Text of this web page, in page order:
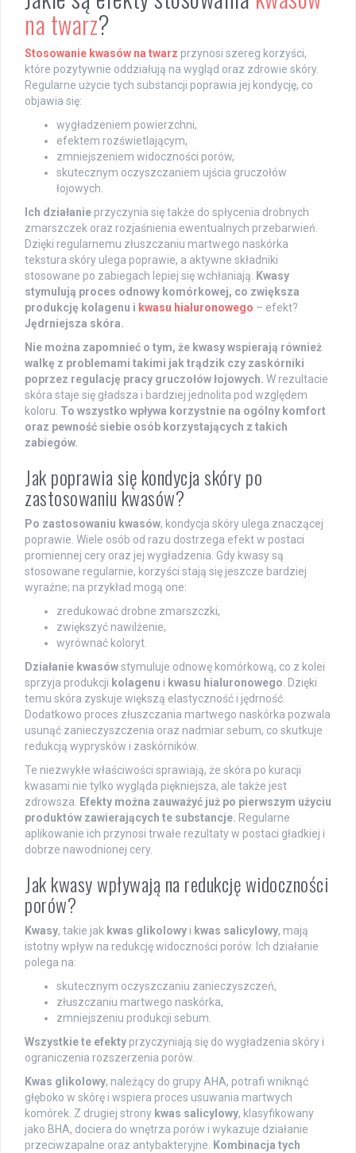
na twarz?
Stosowanie kwasów na twarz przynosi szereg korzyści,
które pozytywnie oddziałują na wygląd oraz zdrowie skóry.
Regularne użycie tych substancji poprawia jej kondycję, co
objawia się:
wygładzeniem powierzchni,
efektem rozświetlającym,
zmniejszeniem widoczności porów,
skutecznym oczyszczaniem ujścia gruczołów
łojowych.
Ich działanie przyczynia się także do spłycenia drobnych
zmarszczek oraz rozjaśnienia ewentualnych przebarwień.
Dzięki regularnemu złuszczaniu martwego naskórka
tekstura skóry ulega poprawie, a aktywne składniki
stosowane po zabiegach lepiej się wchłaniają.
Kwasy
stymulują proces odnowy komórkowej, co zwiększa
produkcję kolagenu i kwasu hialuronowego – efekt?
Jędrniejsza skóra.
Nie można zapomnieć o tym, że kwasy wspierają również
walkę z problemami takimi jak trądzik czy zaskórniki
poprzez regulację pracy gruczołów łojowych. W rezultacie
skóra staje się gładsza i bardziej jednolita pod względem
koloru. To wszystko wpływa korzystnie na ogólny komfort
oraz pewność siebie osób korzystających z takich
zabiegów.
Jak poprawia się kondycja skóry po
zastosowaniu kwasów?
Po zastosowaniu kwasów, kondycja skóry ulega znaczącej
poprawie. Wiele osób od razu dostrzega efekt w postaci
promiennej cery oraz jej wygładzenia. Gdy kwasy są
stosowane regularnie, korzyści stają się jeszcze bardziej
wyraźne; na przykład mogą one:
zredukować drobne zmarszczki,
zwiększyć nawilżenie,
wyrównać koloryt.
Działanie kwasówstymuluje odnowę komórkową, co z kolei
sprzyja produkcji kolagenu i kwasu hialuronowego . Dzięki
temu skóra zyskuje większą elastyczność i jędrność.
Dodatkowo proces złuszczania martwego naskórka pozwala
usunąć zanieczyszczenia oraz nadmiar sebum, co skutkuje
redukcją wyprysków i zaskórników.
Te niezwykłe właściwości sprawiają, że skóra po kuracji
kwasami nie tylko wygląda piękniejsza, ale także jest
zdrowsza.
Efekty można zauważyć już po pierwszym użyciu
produktów zawierających te substancje. Regularne
aplikowanie ich przynosi trwałe rezultaty w postaci gładkiej i
dobrze nawodnionej cery.
Jak kwasy wpływają na redukcję widoczności
porów?
Kwasy, takie jak kwas glikolowy i kwas salicylowy, mają
istotny wpływ na redukcję widoczności porów. Ich działanie
polega na:
skutecznym oczyszczaniu zanieczyszczeń,
złuszczaniu martwego naskórka,
zmniejszeniu produkcji sebum.
Wszystkie te efekty przyczyniają się do wygładzenia skóry i
ograniczenia rozszerzenia porów.
Kwas glikolowy, należący do grupy AHA, potrafi wniknąć
głęboko w skórę i wspiera proces usuwania martwych
komórek. Z drugiej strony kwas salicylowy, klasyfikowany
jako BHA, dociera do wnętrza porów i wykazuje działanie
przeciwzapalne oraz antybakteryjne.
Kombinacja tych